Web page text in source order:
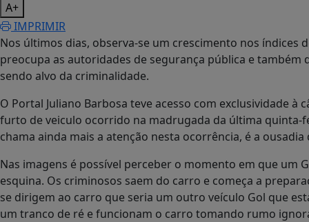
A+
IMPRIMIR
Nos últimos dias, observa-se um crescimento nos índices
preocupa as autoridades de segurança pública e também
sendo alvo da criminalidade.
O Portal Juliano Barbosa teve acesso com exclusividade
furto de veiculo ocorrido na madrugada da última quinta-
chama ainda mais a atenção nesta ocorrência, é a
Nas imagens é possível perceber o momento em que um
esquina. Os criminosos saem do carro e começa a
se dirigem ao carro que seria um outro veículo Gol que
um tranco de ré e funcionam o carro tomando rumo